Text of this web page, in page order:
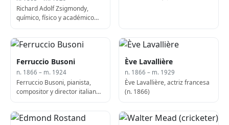
Richard Adolf Zsigmondy,
químico, físico y académico
el Nobel (n. 1865)
Ferruccio Busoni
n. 1866 – m. 1924
Ferruccio Busoni, pianista,
compositor y director italiano
Ève Lavallière
n. 1866 – m. 1929
Ève Lavallière, actriz francesa
(n. 1866)